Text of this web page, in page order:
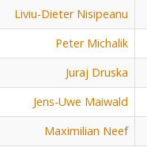
Liviu-Dieter Nisipeanu
Peter Michalik
Juraj Druska
Jens-Uwe Maiwald
Maximilian Neef